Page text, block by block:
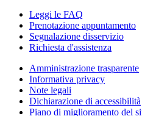
Leggi le FAQ
Prenotazione appuntamento
Segnalazione disservizio
Richiesta d'assistenza
Amministrazione trasparente
Informativa privacy
Note legali
Dichiarazione di accessibilità
Piano di miglioramento del